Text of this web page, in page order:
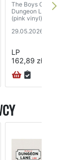
The Boys Of
Dungeon Lane
(pink vinyl)
29.05.2026
LP
162,89 zł